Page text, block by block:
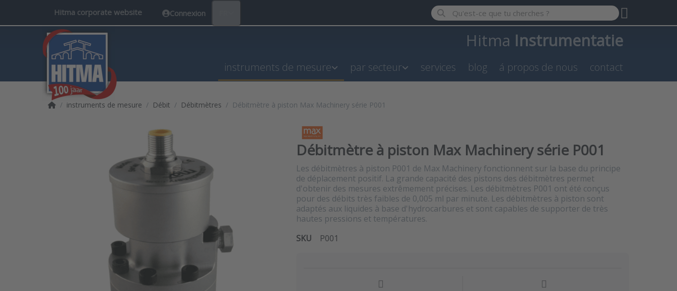
Hitma corporate website Connexion Enter a search term. Results will appear automatically as you
Hitma Instrumentatie
instruments de mesure par secteur services blog á propos de nous contact
Accueilinstruments de mesure Débit Débitmètres Débitmètre à piston Max Machinery série P001
Débitmètre à piston Max Machinery série P001
Les débitmètres à piston P001 de Max Machinery fonctionnent sur la base du principe
de déplacement positif. La grande capacité des pistons des débitmètres permet
d'obtenir des mesures extrêmement précises. Les débitmètres P001 ont été conçus
pour des débits très faibles de 0,005 ml par minute. Les débitmètres à piston sont
adaptés aux liquides à base d'hydrocarbures et sont capables de supporter de très
hautes pressions et températures.
SKU
P001